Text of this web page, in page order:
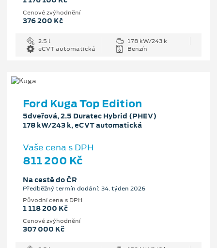
Cenové zvýhodnění
376 200 Kč
2.5 l
178 kW/243 k
eCVT automatická
Benzín
Ford Kuga Top Edition
5dveřová, 2.5 Duratec Hybrid (PHEV)
178 kW/243 k, eCVT automatická
Vaše cena s DPH
811 200 Kč
Na cestě do ČR
Předběžný termín dodání: 34. týden 2026
Původní cena s DPH
1 118 200 Kč
Cenové zvýhodnění
307 000 Kč